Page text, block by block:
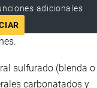
adicionales
sulfurado (blenda o
carbonatados y